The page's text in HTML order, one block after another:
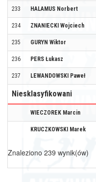
233 HALAMUS Norbert
234 ZNANIECKI Wojciech
235 GURYN Wiktor
236 PERS Łukasz
237 LEWANDOWSKI Paweł
Niesklasyfikowani
WIECZOREK Marcin
KRUCZKOWSKI Marek
Znaleziono 239 wynik(ów)